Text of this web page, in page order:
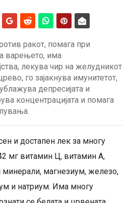
ракот, помага при
варењето, има
лекува чир на желудникот
го зајакнува имунитетот,
депресијата и
концентрацијата и помага
и достапен лек за многу
мг витамин Ц, витамин А,
минерали, магнезиум, железо,
и натриум. Има многу